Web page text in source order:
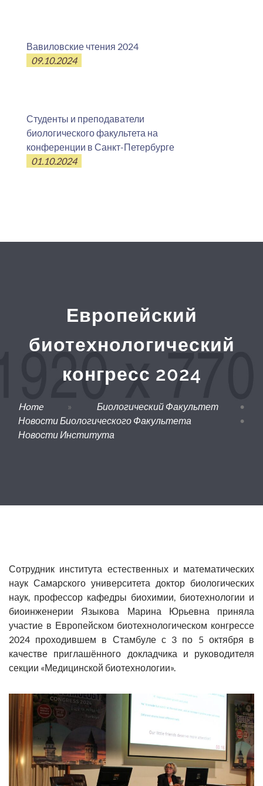
Вавиловские чтения 2024
09.10.2024
Студенты и преподаватели
биологического факультета на
конференции в Санкт-Петербурге
01.10.2024
Европейский
биотехнологический
конгресс 2024
Home » Биологический Факультет
•
Новости Биологического Факультета
•
Новости Института
Сотрудник института естественных и математических
наук Самарского университета доктор биологических
наук, профессор кафедры биохимии, биотехнологии и
биоинженерии Языкова Марина Юрьевна приняла
участие в Европейском биотехнологическом конгрессе
2024 проходившем в Стамбуле с 3 по 5 октября в
качестве приглашённого докладчика и руководителя
секции «Медицинской биотехнологии».